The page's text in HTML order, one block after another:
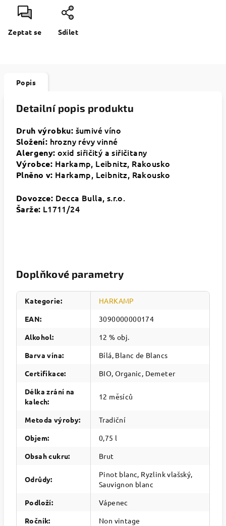
Zeptat se Sdílet
Popis
Detailní popis produktu
Druh výrobku: šumivé víno
Složení: hrozny révy vinné
Alergeny: oxid siřičitý a siřičitany
Výrobce: Harkamp, Leibnitz, Rakousko
Plněno v: Harkamp, Leibnitz, Rakousko
Dovozce: Decca Bulla, s.r.o.
Šarže: L1711/24
Doplňkové parametry
Kategorie:
HARKAMP
EAN:
3090000000174
Alkohol:
12 % obj.
Barva vína:
Bílá, Blanc de Blancs
Certifikace:
BIO, Organic, Demeter
Délka zrání na
kalech:
12 měsíců
Metoda výroby:
Tradiční
Objem:
0,75 l
Obsah cukru: Brut
Odrůdy:
Pinot blanc, Ryzlink vlašský,
Sauvignon blanc
Podloží:
Vápenec
Ročník: Non vintage